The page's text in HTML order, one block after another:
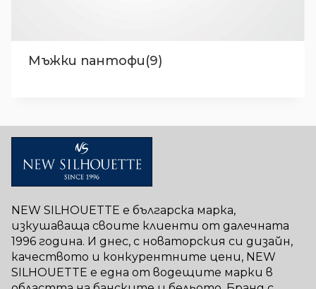
Мъжки пантофи(9)
NEW SILHOUETTE е българска марка,
изкушаваща своите клиенти от далечната
1996 година. И днес, с новаторския си дизайн,
качеството и конкурентните цени, NEW
SILHOUETTE е една от водещите марки в